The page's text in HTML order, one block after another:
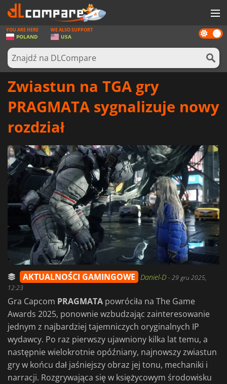
GRY
KARTY DO GIER
OPROGRAMOWANIE
ZALOGUJ SIĘ LUB ZAREJESTRUJ
Dark
mode
YOU ARE HERE
POLAND
WE ALSO SUPPORT
USA
Zwiastun na TGA gry
PRAGMATA sygnalizuje nowy
rozdział
AKTUALNOŚCI GAMINGOWE Daniel-D -29 gru 2025,
12:23
Gra Capcom PRAGMATA powróciła na The Game
Awards 2025, ponownie wzbudzając zainteresowanie
jednym z najbardziej tajemniczych oryginalnych IP
wydawcy. Po raz pierwszy ujawniony kilka lat temu, a
następnie wielokrotnie opóźniany, najnowszy zwiastun
gry w końcu dał jaśniejszy obraz jej tonu, mechaniki i
narracji. Rozgrywająca się w księżycowym środowisku